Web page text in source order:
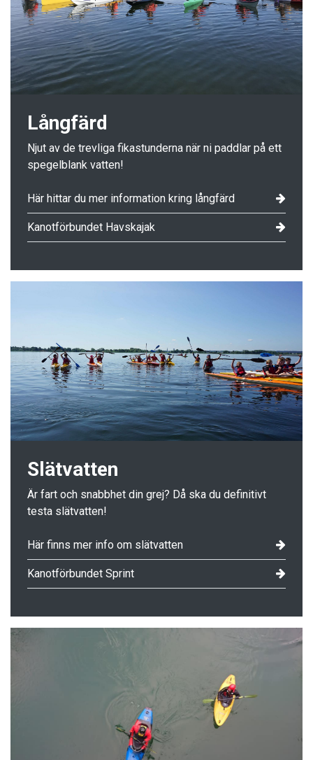
Långfärd
Njut av de trevliga fikastunderna när ni paddlar på ett
spegelblank vatten!
Här hittar du mer information kring långfärd
Kanotförbundet Havskajak
Slätvatten
Är fart och snabbhet din grej? Då ska du definitivt
testa slätvatten!
Här finns mer info om slätvatten
Kanotförbundet Sprint